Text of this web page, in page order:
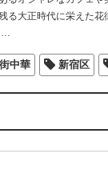
る大正時代に栄えた
中華 新宿区